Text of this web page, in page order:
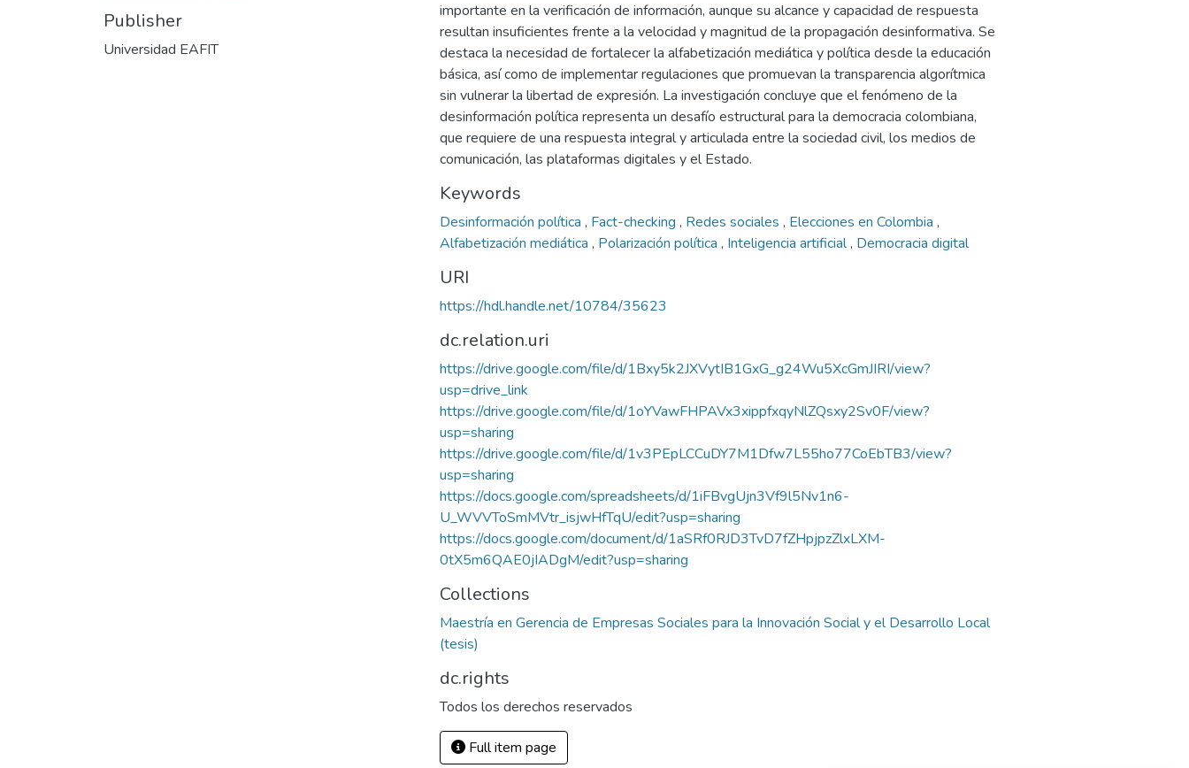
Publisher
Universidad EAFIT
importante en la verificación de información, aunque su alcance y capacidad de respuesta
resultan insuficientes frente a la velocidad y magnitud de la propagación desinformativa. Se
destaca la necesidad de fortalecer la alfabetización mediática y política desde la educación
básica, así como de implementar regulaciones que promuevan la transparencia algorítmica
sin vulnerar la libertad de expresión. La investigación concluye que el fenómeno de la
desinformación política representa un desafío estructural para la democracia colombiana,
que requiere de una respuesta integral y articulada entre la sociedad civil, los medios de
comunicación, las plataformas digitales y el Estado.
Keywords
Desinformación política , Fact-checking , Redes sociales , Elecciones en Colombia ,
Alfabetización mediática , Polarización política , Inteligencia artificial, Democracia digital
URI
https://hdl.handle.net/10784/35623
dc.relation.uri
https://drive.google.com/file/d/1Bxy5k2JXVytIB1GxG_g24Wu5XcGmJIRI/view?
usp=drive_link
https://drive.google.com/file/d/1oYVawFHPAVx3xippfxqyNlZQsxy2Sv0F/view?
usp=sharing
https://drive.google.com/file/d/1v3PEpLCCuDY7M1Dfw7L55ho77CoEbTB3/view?
usp=sharing
https://docs.google.com/spreadsheets/d/1iFBvgUjn3Vf9l5Nv1n6-
U_WVVToSmMVtr_isjwHfTqU/edit?usp=sharing
https://docs.google.com/document/d/1aSRf0RJD3TvD7fZHpjpzZlxLXM-
0tX5m6QAE0jIADgM/edit?usp=sharing
Collections
Maestría en Gerencia de Empresas Sociales para la Innovación Social y el Desarrollo Local
(tesis)
dc.rights
Todos los derechos reservados
Full item page